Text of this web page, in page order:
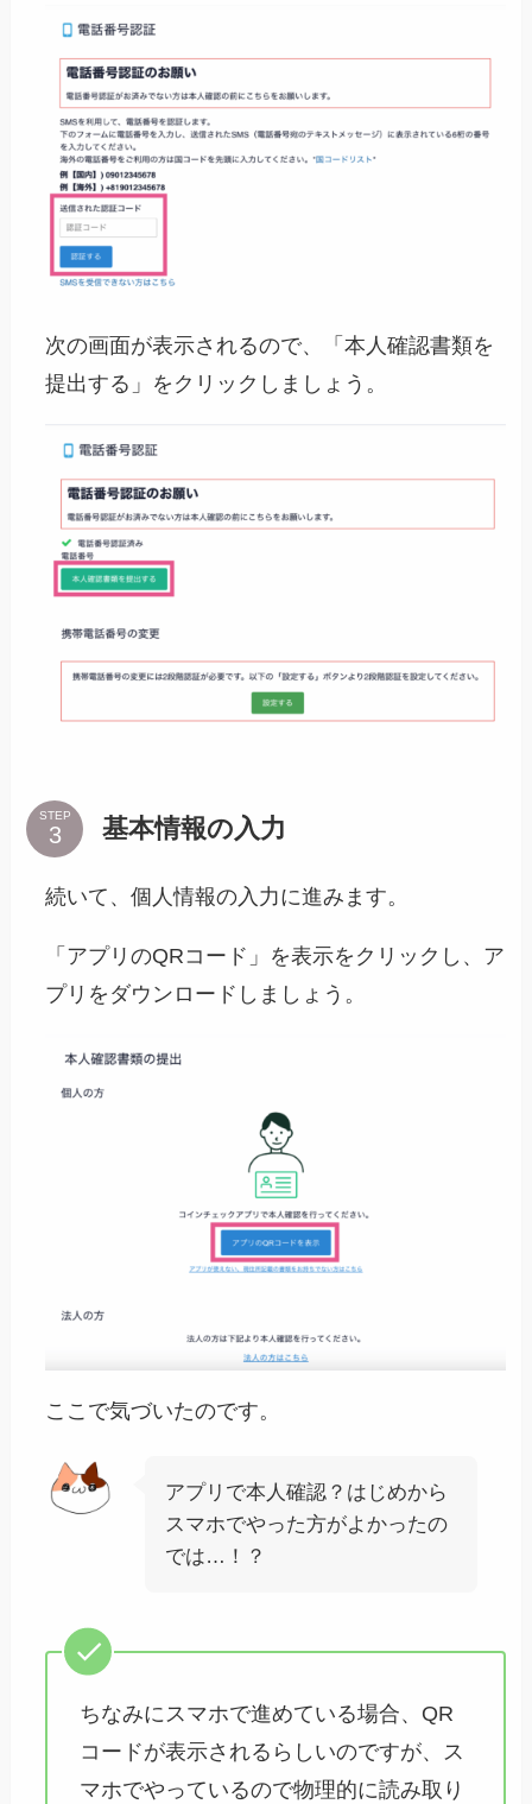
次の画面が表示されるので、「本人確認書類を
提出する」をクリックしましょう。
STEP 基本情報の入力
続いて、個人情報の入力に進みます。
「アプリのQRコード」を表示をクリックし、ア
プリをダウンロードしましょう。
ここで気づいたのです。
アプリで本人確認？はじめから
スマホでやった方がよかったの
では…！？
ちなみにスマホで進めている場合、QR
コードが表示されるらしいのですが、ス
マホでやっているので物理的に読み取り